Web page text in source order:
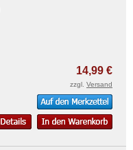
14,99 €
zzgl. Versand